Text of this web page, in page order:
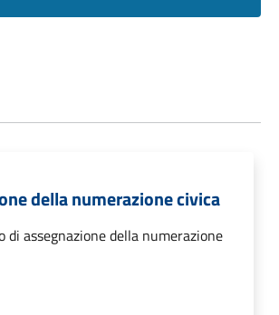
della numerazione civica
di assegnazione della numerazione